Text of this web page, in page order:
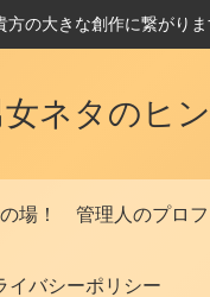
の大きな創作に繋がりま
ネタのヒ
場！ 管理人のプロ
イバシーポリシー